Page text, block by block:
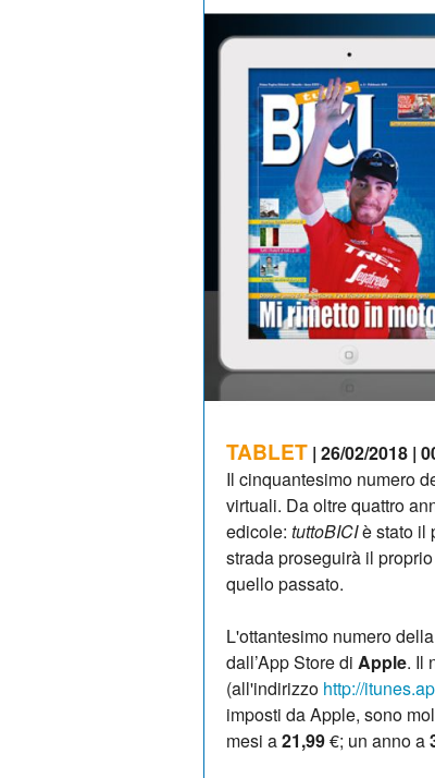
TABLET | 26/02/2018 |
Il cinquantesimo numero
virtuali. Da oltre quattro
edicole: tuttoBICIè stato il
strada proseguirà il
quello passato.
L'ottantesimo numero
dall’App Store di Apple. Il
(all'indirizzo http://
imposti da Apple, sono
mesi a21,99€; un anno a